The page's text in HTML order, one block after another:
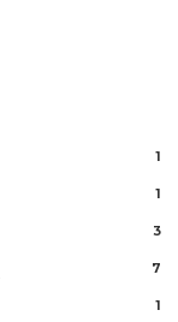
1
1
3
7
1